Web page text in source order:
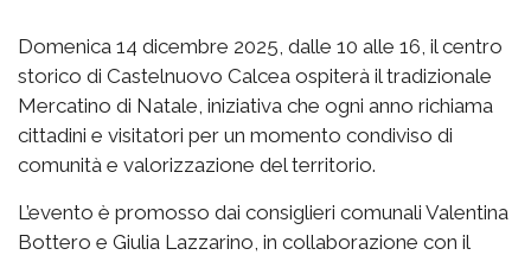
Domenica 14 dicembre 2025, dalle 10 alle 16, il centro
storico di Castelnuovo Calcea ospiterà il tradizionale
Mercatino di Natale, iniziativa che ogni anno richiama
cittadini e visitatori per un momento condiviso di
comunità e valorizzazione del territorio.
L’evento è promosso dai consiglieri comunali Valentina
Bottero e Giulia Lazzarino, in collaborazione con il